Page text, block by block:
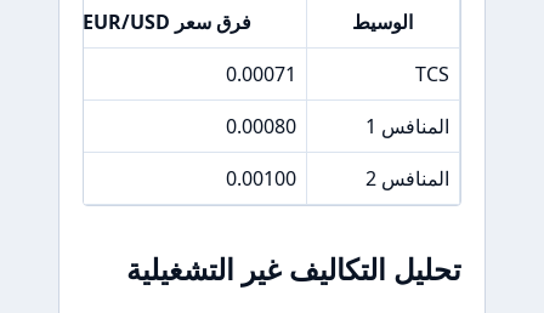
الوسيط
فرق سعر EUR/USD
TCS
0.00071
المنافس 1
0.00080
المنافس 2
0.00100
تحليل التكاليف غير التشغيلية